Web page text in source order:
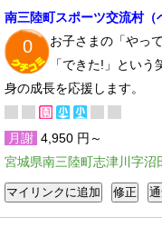
南三陸町スポーツ交流村（
0
お子さまの「やっ
「できた!」とい
身の成長を応援します。
月謝 4,950 円～
宮城県南三陸町志津川字沼